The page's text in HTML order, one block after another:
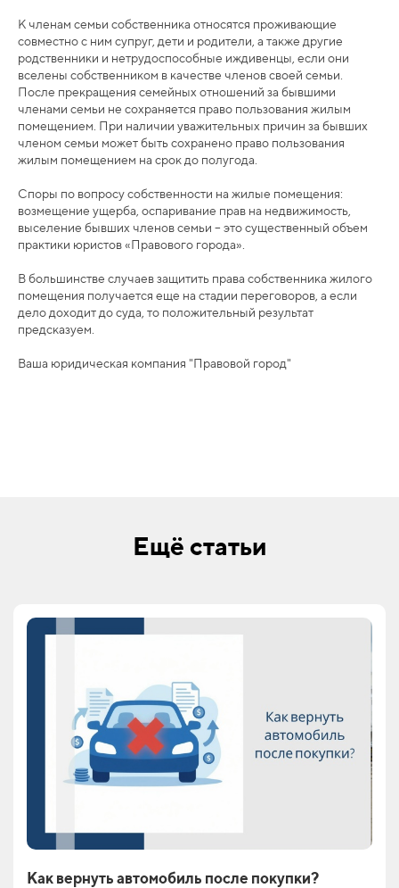
К членам семьи собственника относятся проживающие
совместно с ним супруг, дети и родители, а также другие
родственники и нетрудоспособные иждивенцы, если они
вселены собственником в качестве членов своей семьи.
После прекращения семейных отношений за бывшими
членами семьи не сохраняется право пользования жилым
помещением. При наличии уважительных причин за бывших
членом семьи может быть сохранено право пользования
жилым помещением на срок до полугода.
Споры по вопросу собственности на жилые помещения:
возмещение ущерба, оспаривание прав на недвижимость,
выселение бывших членов семьи – это существенный объем
практики юристов «Правового города».
В большинстве случаев защитить права собственника жилого
помещения получается еще на стадии переговоров, а если
дело доходит до суда, то положительный результат
предсказуем.
Ваша юридическая компания "Правовой город"
Ещё статьи
Как вернуть автомобиль после покупки?